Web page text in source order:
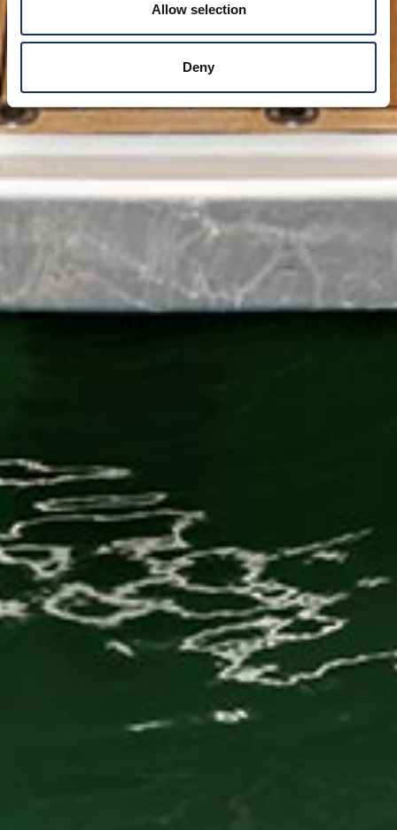
Allow selection
Deny